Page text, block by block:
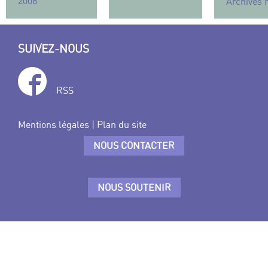
SUIVEZ-NOUS
RSS
Mentions légales | Plan du site
NOUS CONTACTER
NOUS SOUTENIR